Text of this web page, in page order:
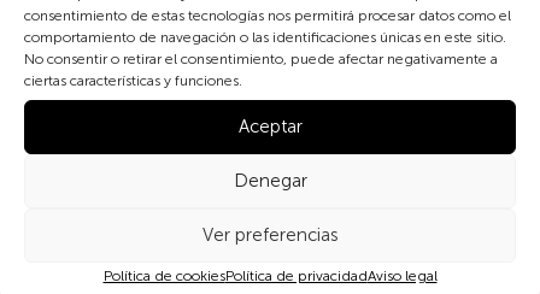
consentimiento de estas tecnologías nos permitirá procesar datos como el
comportamiento de navegación o las identificaciones únicas en este sitio.
No consentir o retirar el consentimiento, puede afectar negativamente a
ciertas características y funciones.
Aceptar
Denegar
Ver preferencias
Política de cookiesPolítica de privacidadAviso legal
Viet Nam
Zambia
Zimbabue
A- PALABRAS CLAVE ECOLOGÍA HUMANA Y